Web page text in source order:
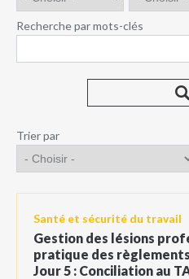
Recherche par mots-clés
Trier par
Santé et sécurité du travail
Gestion des lésions
pratique des
Jour 5 : Conciliation au